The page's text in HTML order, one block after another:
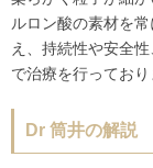
ルロン酸の素材を
え、持続性や安全
で治療を行っており
Dr 筒井の解説